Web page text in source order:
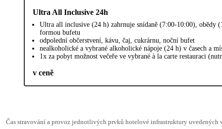
Ultra All Inclusive 24h
Ultra all inclusive (24 h) zahrnuje snídaně (7:00-10:00), obědy
formou bufetu
odpolední občerstvení, kávu, čaj, cukrárnu, noční bufet
nealkoholické a vybrané alkoholické nápoje (24 h) v časech a
1x za pobyt možnost večeře ve vybrané à la carte restauraci
v ceně
Čas stravování a provoz jednotlivých prvků hotelové infrastruktury uvedených